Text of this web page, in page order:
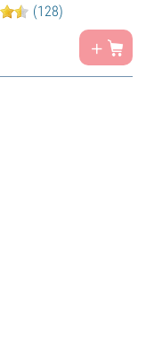
(128)